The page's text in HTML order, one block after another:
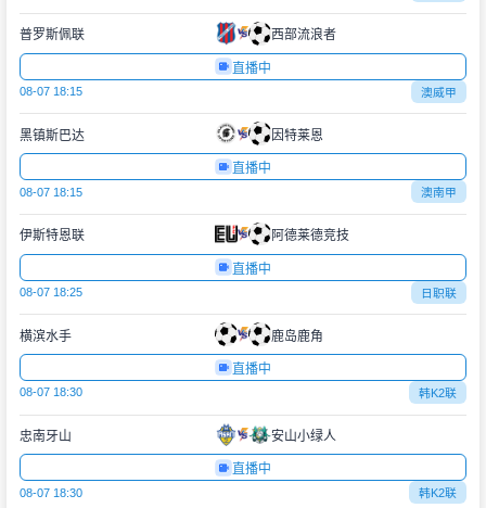
普罗斯佩联 西部流浪者
直播中
08-07 18:15 澳威甲
黑镇斯巴达 因特莱恩
直播中
08-07 18:15 澳南甲
伊斯特恩联 阿德莱德竞技
直播中
08-07 18:25 日职联
横滨水手 鹿岛鹿角
直播中
08-07 18:30 韩K2联
忠南牙山 安山小绿人
直播中
08-07 18:30 韩K2联